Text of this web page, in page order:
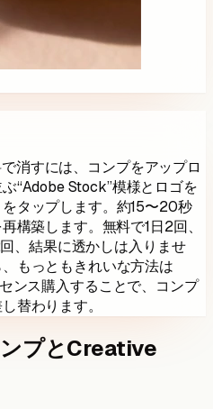
消すには、コンプをアップロ
“Adobe Stock”模様とロゴを
タップします。約15〜20秒
構築します。無料で1日2回、
回、結果に透かしは入りませ
もっともきれいな方法は
ンス購入することで、コンプ
替わります。
プとCreative